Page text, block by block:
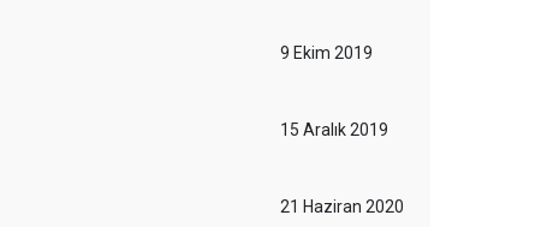
9 Ekim 2019
15 Aralık 2019
21 Haziran 2020